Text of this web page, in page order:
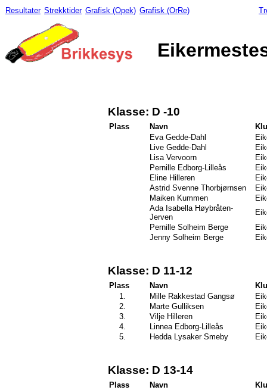
Resultater Strekktider Grafisk (Opek) Grafisk (OrRe)
Klasse: D -10
Plass Navn
Eva Gedde-Dahl
Live Gedde-Dahl
Lisa Vervoorn
Pernille Edborg-Lilleås
Eline Hilleren
Astrid Svenne Thorbjørnsen
Maiken Kummen
Ada Isabella Høybråten-
Jerven
Pernille Solheim Berge
Jenny Solheim Berge
Klasse: D 11-12
Plass Navn
1.
Mille Rakkestad Gangsø
2.
Marte Gulliksen
3.
Vilje Hilleren
4.
Linnea Edborg-Lilleås
5.
Hedda Lysaker Smeby
Klasse: D 13-14
Plass Navn